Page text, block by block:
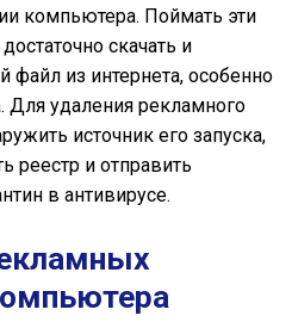
компьютера. Поймать эти
скачать и
файл из интернета, особенно
Для удаления рекламного
источник его запуска,
реестр и отправить
в антивирусе.